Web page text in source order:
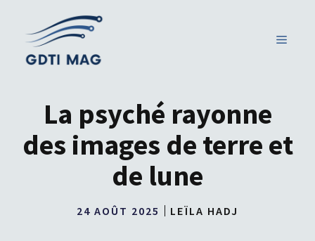
contenu
MENU
La psyché rayonne
des images de terre et
de lune
24 AOÛT 2025 LEÏLA HADJ